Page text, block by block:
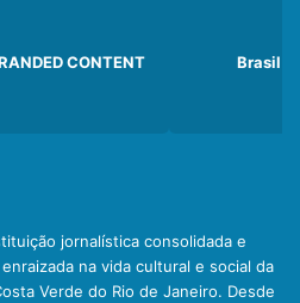
CONTENT Brasil
jornalística consolidada e
na vida cultural e social da
Verde do Rio de Janeiro. Desde